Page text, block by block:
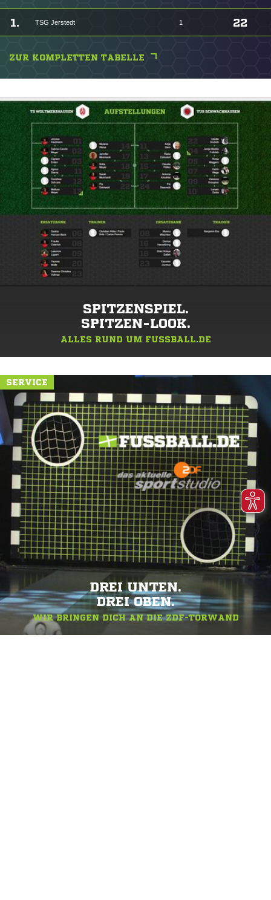
1. TSG Jerstedt 1 22
ZUR KOMPLETTEN TABELLE
SPITZENSPIEL.
SPITZEN-LOOK.
ALLES RUND UM FUSSBALL.DE
SERVICE
DREI UNTEN.
DREI OBEN.
WIR BRINGEN DICH AN DIE ZDF-TORWAND